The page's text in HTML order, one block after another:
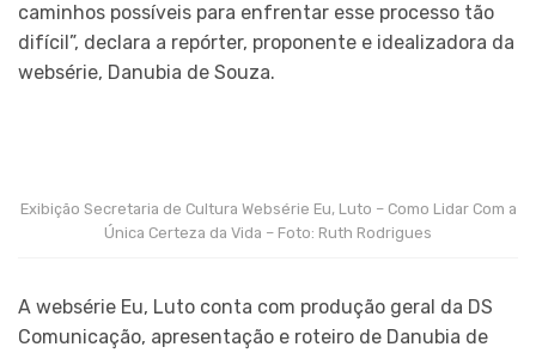
caminhos possíveis para enfrentar esse processo tão
difícil”, declara a repórter, proponente e idealizadora da
websérie, Danubia de Souza.
Exibição Secretaria de Cultura Websérie Eu, Luto – Como Lidar Com a
Única Certeza da Vida – Foto: Ruth Rodrigues
A websérie Eu, Luto conta com produção geral da DS
Comunicação, apresentação e roteiro de Danubia de